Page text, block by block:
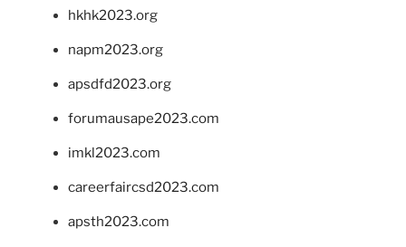
hkhk2023.org
napm2023.org
apsdfd2023.org
forumausape2023.com
imkl2023.com
careerfaircsd2023.com
apsth2023.com